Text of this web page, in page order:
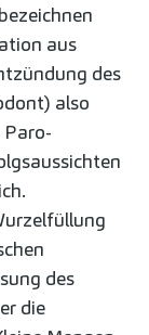
aus
des
also
des
die